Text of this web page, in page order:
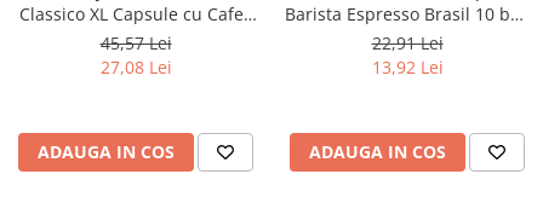
Classico XL Capsule cu Cafea
16buc 132.8g - TDV 16.10.2026
45,57 Lei
27,08 Lei
ADAUGA IN COS
Barista Espresso Brasil 10 buc
80g (27.10.2026)
22,91 Lei
13,92 Lei
ADAUGA IN COS